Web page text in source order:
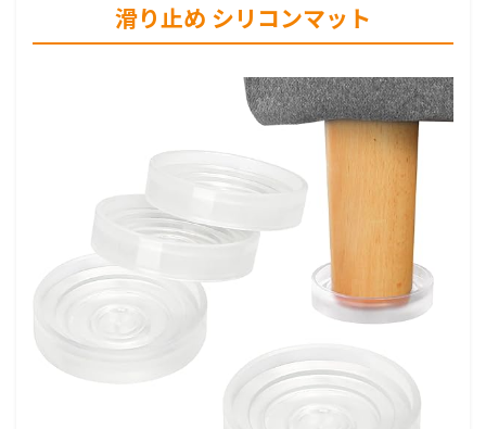
滑り止め シリコンマット